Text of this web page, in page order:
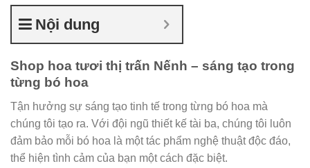
Nội dung
Shop hoa tươi thị trấn Nếnh – sáng tạo trong
từng bó hoa
Tận hưởng sự sáng tạo tinh tế trong từng bó hoa mà
chúng tôi tạo ra. Với đội ngũ thiết kế tài ba, chúng tôi luôn
đảm bảo mỗi bó hoa là một tác phẩm nghệ thuật độc đáo,
thể hiện tình cảm của bạn một cách đặc biệt.